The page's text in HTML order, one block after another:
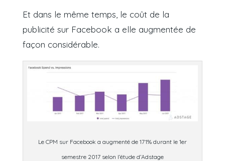
Et dans le même temps, le coût de la
publicité sur Facebook a elle augmentée de
façon considérable.
Le CPM sur Facebook a augmenté de 171% durant le 1er
semestre 2017 selon l’étude d’Adstage